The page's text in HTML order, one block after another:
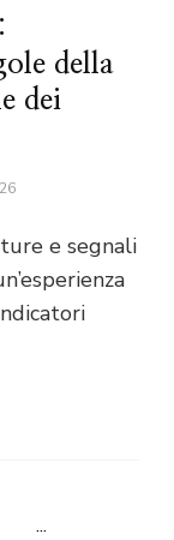
della
dei
e segnali
…